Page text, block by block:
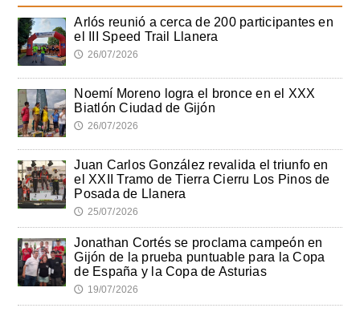
Arlós reunió a cerca de 200 participantes en
el III Speed Trail Llanera
🕔 26/07/2026
Noemí Moreno logra el bronce en el XXX
Biatlón Ciudad de Gijón
🕔 26/07/2026
Juan Carlos González revalida el triunfo en
el XXII Tramo de Tierra Cierru Los Pinos de
Posada de Llanera
🕔 25/07/2026
Jonathan Cortés se proclama campeón en
Gijón de la prueba puntuable para la Copa
de España y la Copa de Asturias
🕔 19/07/2026